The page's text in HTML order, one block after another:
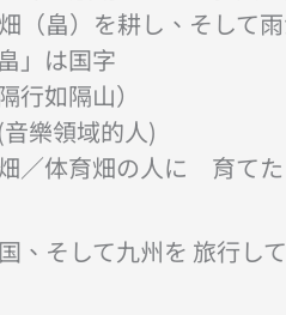
（畠）を耕し、そして
」は国字
行如隔山）
樂領域的人)
／体育畑の人に 育て
、そして九州を 旅行し